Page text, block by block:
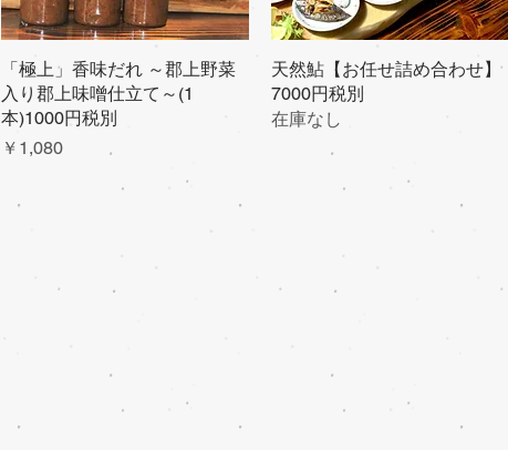
クイックビュー
「極上」香味だれ ～郡上野菜
入り郡上味噌仕立て～(1
本)1000円税別
価格
￥1,080
クイックビュー
天然鮎【お任せ詰め合わせ】
7000円税別
在庫なし